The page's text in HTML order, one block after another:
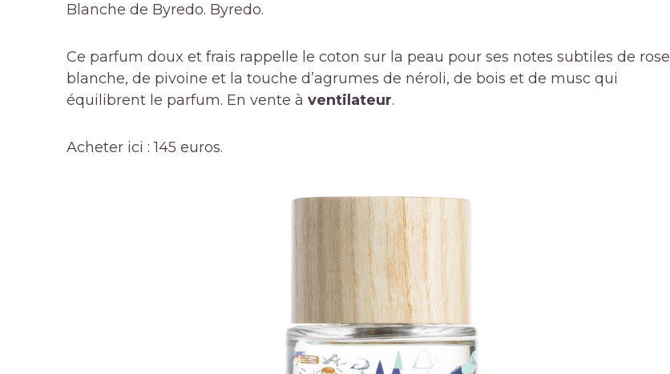
Blanche de Byredo. Byredo.
Ce parfum doux et frais rappelle le coton sur la peau pour ses notes subtiles de rose
blanche, de pivoine et la touche d’agrumes de néroli, de bois et de musc qui
équilibrent le parfum. En vente à ventilateur.
Acheter ici : 145 euros.